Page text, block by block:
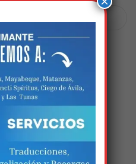
y web en este
comente.
página estará
novidades